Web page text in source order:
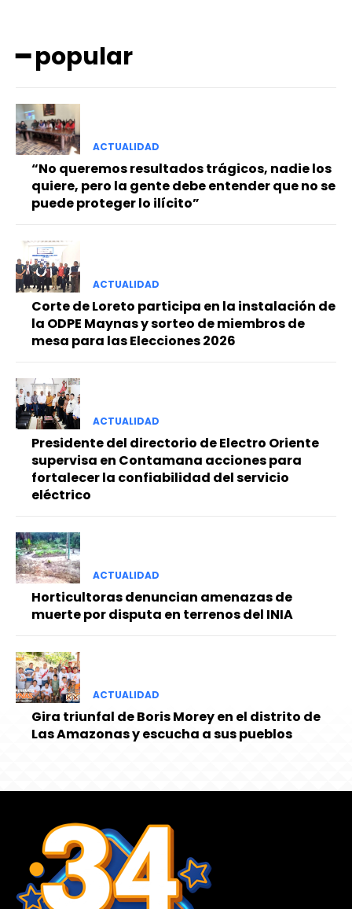
━ Planes
━ popular
ACTUALIDAD
“No queremos resultados trágicos, nadie los
quiere, pero la gente debe entender que no se
puede proteger lo ilícito”
ACTUALIDAD
Corte de Loreto participa en la instalación de
la ODPE Maynas y sorteo de miembros de
mesa para las Elecciones 2026
ACTUALIDAD
Presidente del directorio de Electro Oriente
supervisa en Contamana acciones para
fortalecer la confiabilidad del servicio
eléctrico
ACTUALIDAD
Horticultoras denuncian amenazas de
muerte por disputa en terrenos del INIA
ACTUALIDAD
Gira triunfal de Boris Morey en el distrito de
Las Amazonas y escucha a sus pueblos